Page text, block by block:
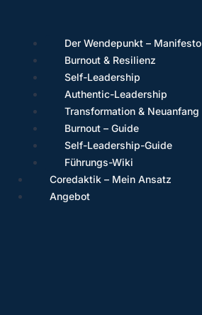
Der Wendepunkt – Manifesto
Burnout & Resilienz
Self-Leadership
Authentic-Leadership
Transformation & Neuanfang
Burnout – Guide
Self-Leadership-Guide
Führungs-Wiki
Coredaktik – Mein Ansatz
Angebot